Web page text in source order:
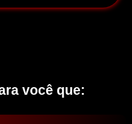
você que: